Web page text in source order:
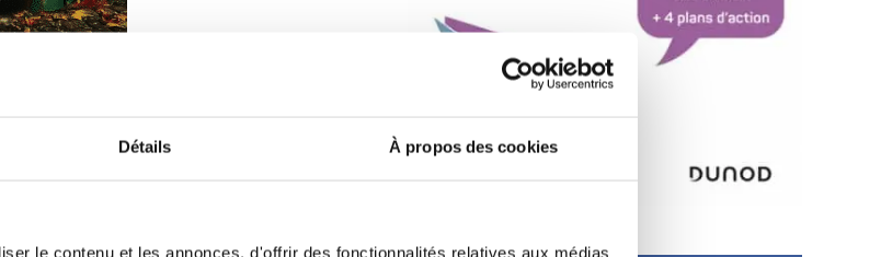
Détails À propos des cookies
le contenu et les annonces, d'offrir des fonctionnalités relatives aux médias
une photo ou téléchargez un fichier à